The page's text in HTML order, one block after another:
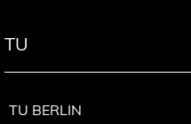
TU
TU BERLIN